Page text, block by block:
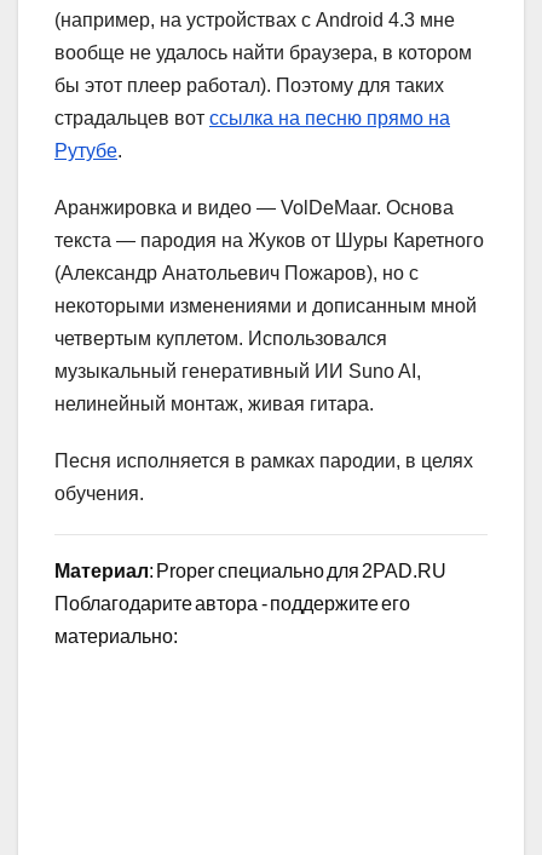
(например, на устройствах с Android 4.3 мне
вообще не удалось найти браузера, в котором
бы этот плеер работал). Поэтому для таких
страдальцев вот ссылка на песню прямо на
Рутубе.
Аранжировка и видео — VolDeMaar. Основа
текста — пародия на Жуков от Шуры Каретного
(Александр Анатольевич Пожаров), но с
некоторыми изменениями и дописанным мной
четвертым куплетом. Использовался
музыкальный генеративный ИИ Suno AI,
нелинейный монтаж, живая гитара.
Песня исполняется в рамках пародии, в целях
обучения.
Материал: Proper специально для 2PAD.RU
Поблагодарите автора - поддержите его
материально: